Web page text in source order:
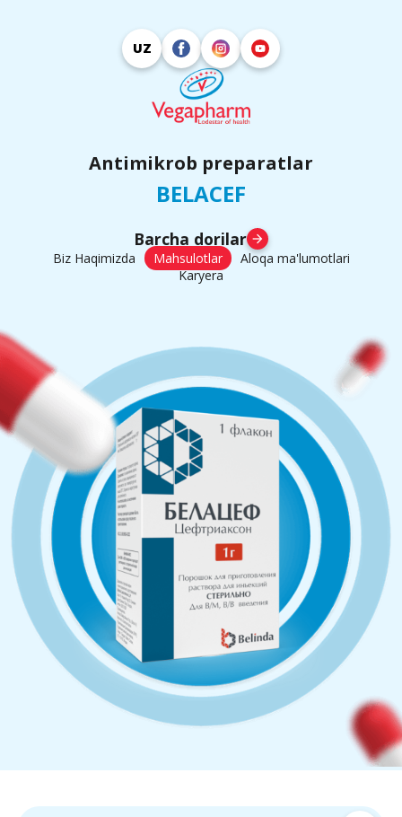
UZ
Antimikrob preparatlar
BELACEF
Barcha dorilar arrow_forward
Biz Haqimizda Mahsulotlar
Aloqa ma'lumotlari
Karyera